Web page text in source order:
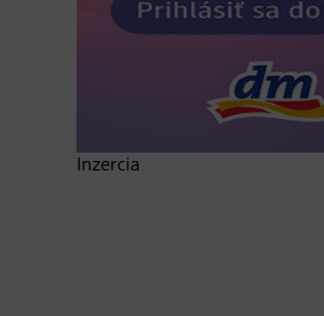
Inzercia